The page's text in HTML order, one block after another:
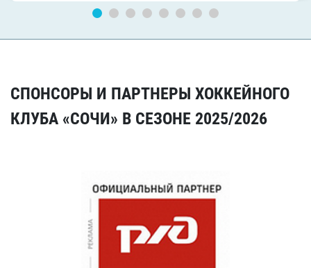
СПОНСОРЫ И ПАРТНЕРЫ ХОККЕЙНОГО
КЛУБА «СОЧИ» В СЕЗОНЕ 2025/2026